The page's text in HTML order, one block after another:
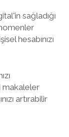
sağladığı
hesabınızı
makaleler
artırabilir